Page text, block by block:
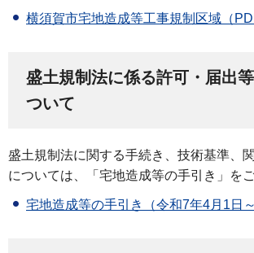
横須賀市宅地造成等工事規制区域（
盛土規制法に係る許可・届出
ついて
盛土規制法に関する手続き、技術基準、
については、「宅地造成等の手引き」を
宅地造成等の手引き（令和7年4月1日～